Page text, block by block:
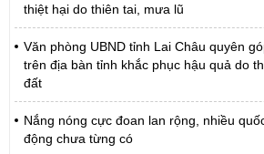
thiệt hại do thiên tai, mưa lũ
Văn phòng UBND tỉnh Lai Châu quyên
trên địa bàn tỉnh khắc phục hậu quả do
đất
Nắng nóng cực đoan lan rộng, nhiều
động chưa từng có